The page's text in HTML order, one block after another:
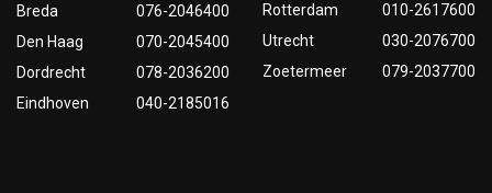
Breda
076-2046400
Den Haag
070-2045400
Dordrecht
078-2036200
Eindhoven
040-2185016
Rotterdam
010-2617600
Utrecht
030-2076700
Zoetermeer
079-2037700